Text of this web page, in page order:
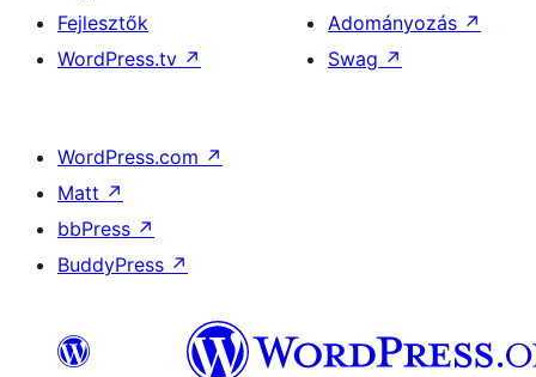
Fejlesztők
WordPress.tv ↗
Adományozás ↗
Swag ↗
WordPress.com ↗
Matt ↗
bbPress ↗
BuddyPress ↗